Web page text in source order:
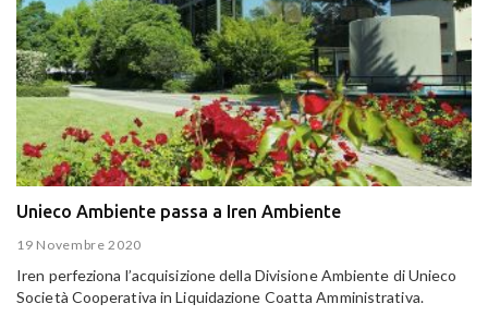
Unieco Ambiente passa a Iren Ambiente
19 Novembre 2020
Iren perfeziona l’acquisizione della Divisione Ambiente di Unieco
Società Cooperativa in Liquidazione Coatta Amministrativa.